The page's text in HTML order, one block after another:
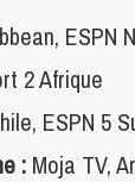
ESPN
2 Afrique
ESPN 5
: Moja TV,